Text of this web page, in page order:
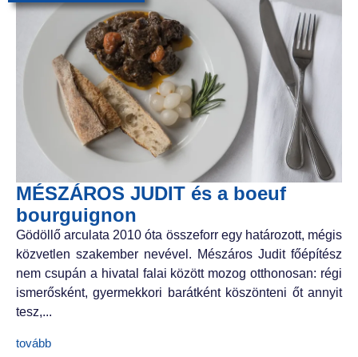
MÉSZÁROS JUDIT és a boeuf
bourguignon
Gödöllő arculata 2010 óta összeforr egy határozott, mégis
közvetlen szakember nevével. Mészáros Judit főépítész
nem csupán a hivatal falai között mozog otthonosan: régi
ismerősként, gyermekkori barátként köszönteni őt annyit
tesz,...
tovább